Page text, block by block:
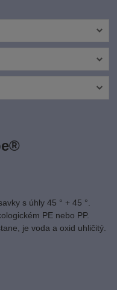
s úhly 45 ° + 45 °.
PE nebo PP.
je voda a oxid uhličitý.